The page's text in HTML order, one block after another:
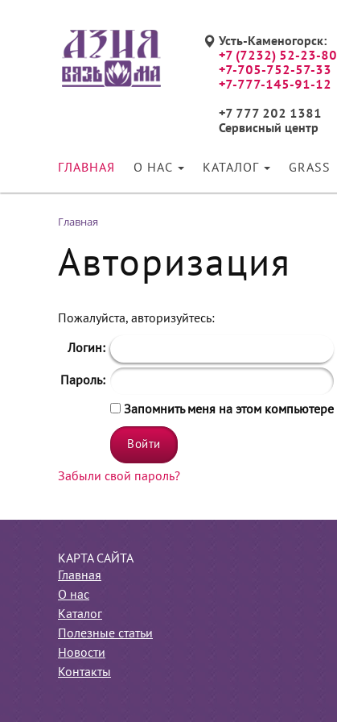
Усть-Каменогорск:
+7 (7232) 52-23-80
+7-705-752-57-33
+7-777-145-91-12
+7 777 202 1381
Сервисный центр
ГЛАВНАЯ О НАС КАТАЛОГ GRASS
Главная
Авторизация
Пожалуйста, авторизуйтесь:
Логин:
Пароль:
Запомнить меня на этом компьютере
Забыли свой пароль?
КАРТА САЙТА
Главная
О нас
Каталог
Полезные статьи
Новости
Контакты